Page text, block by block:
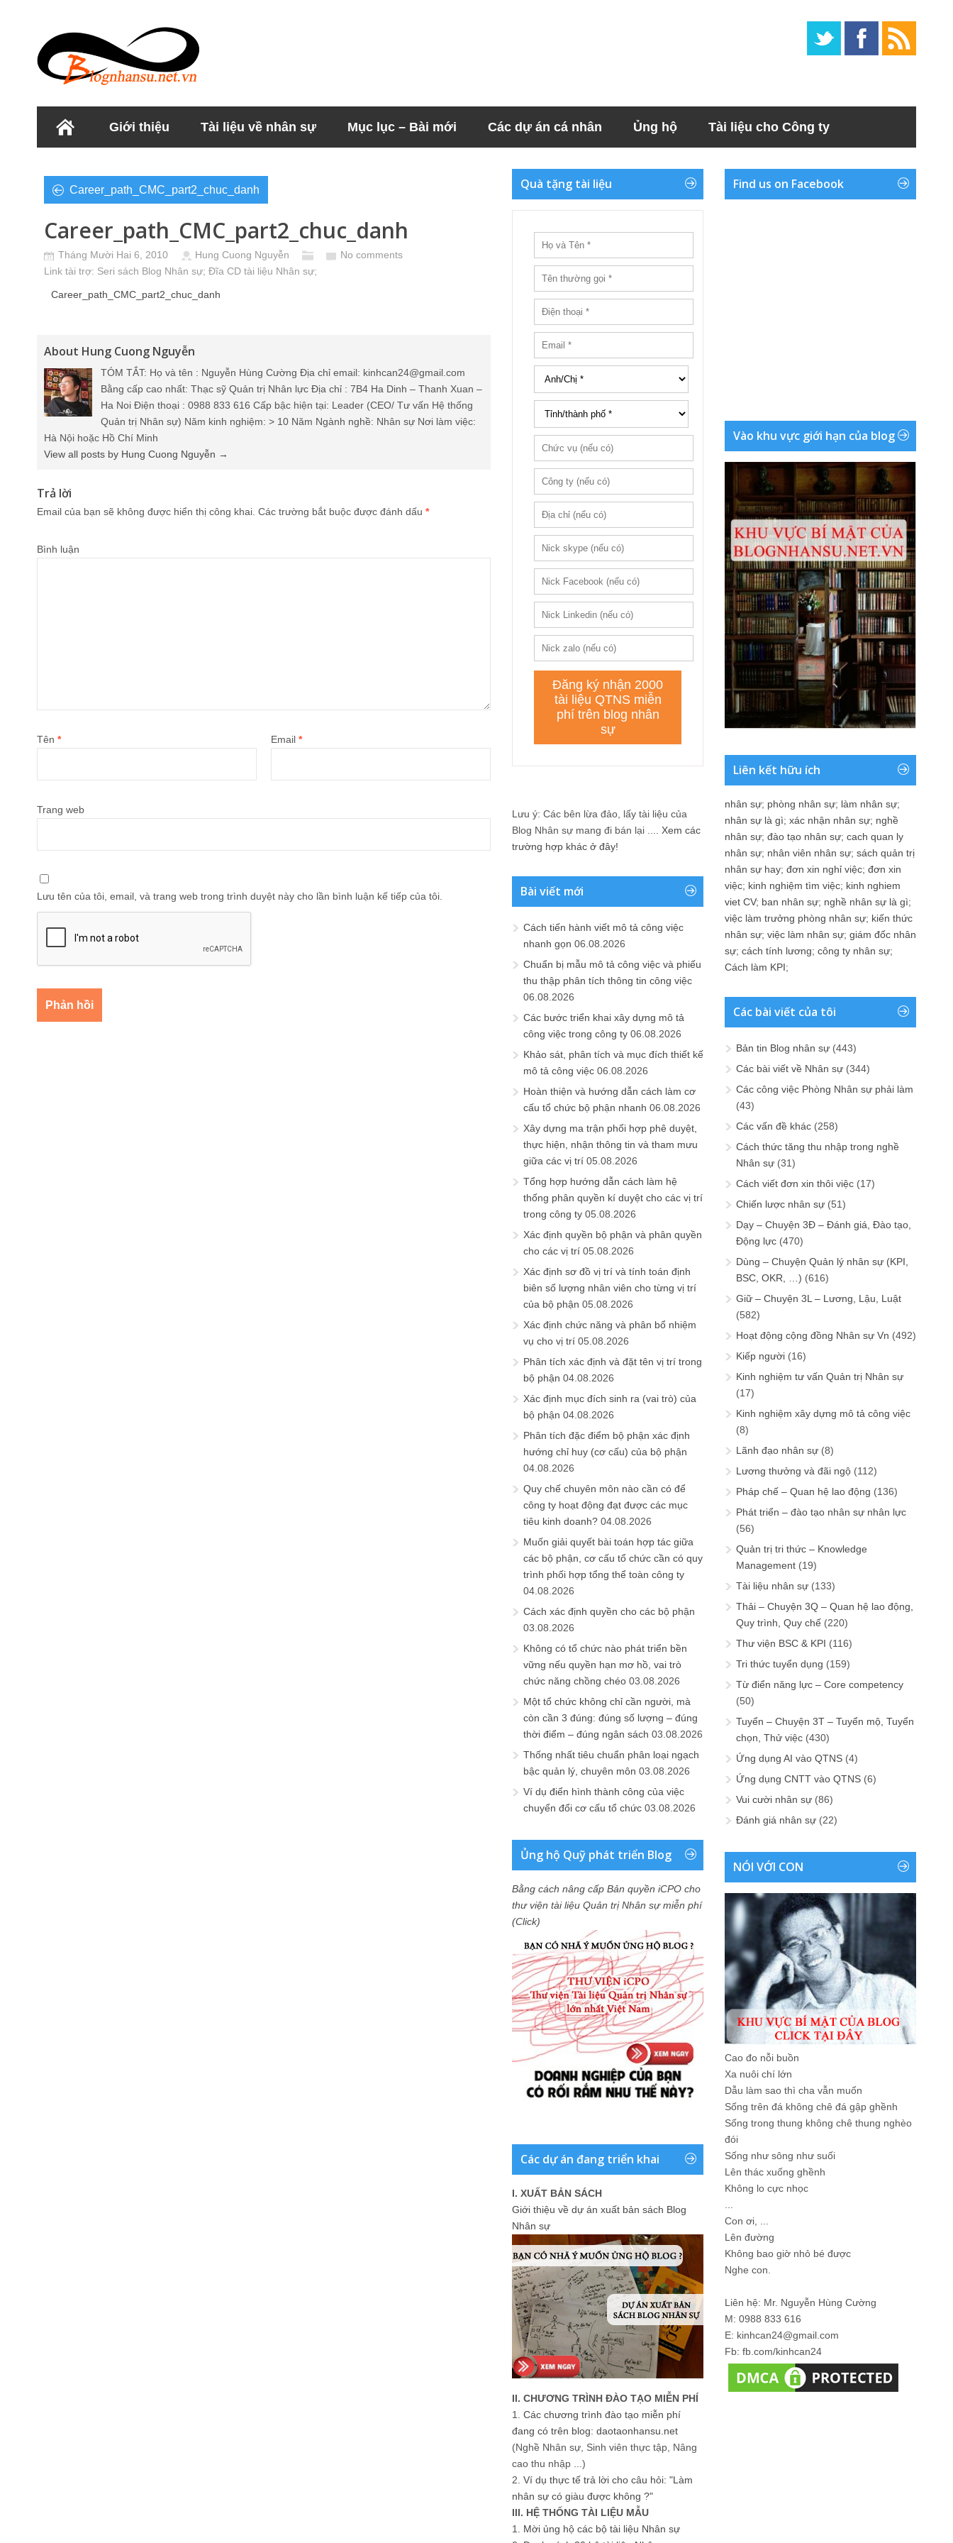
Giới thiệu Tài liệu về nhân sự Mục lục – Bài mới Các dự án cá nhân Ủng hộ Tài liệu cho Công ty
Career_path_CMC_part2_chuc_danh
Career_path_CMC_part2_chuc_danh
Tháng Mười Hai 6, 2010 Hung Cuong Nguyễn
No comments
Link tài trợ: Seri sách Blog Nhân sự; Đĩa CD tài liệu Nhân sự;
Career_path_CMC_part2_chuc_danh
About Hung Cuong Nguyễn
TÓM TẮT: Họ và tên : Nguyễn Hùng Cường Địa chỉ email: kinhcan24@gmail.com
Bằng cấp cao nhất: Thạc sỹ Quản trị Nhân lực Địa chỉ : 7B4 Ha Dinh – Thanh Xuan –
Ha Noi Điện thoại : 0988 833 616 Cấp bậc hiện tại: Leader (CEO/ Tư vấn Hệ thống
Quản trị Nhân sự) Năm kinh nghiệm: > 10 Năm Ngành nghề: Nhân sự Nơi làm việc:
Hà Nội hoặc Hồ Chí Minh
View all posts by Hung Cuong Nguyễn →
Trả lời
Email của bạn sẽ không được hiển thị công khai. Các trường bắt buộc được đánh dấu *
Bình luận
Tên * Email *
Trang web
Lưu tên của tôi, email, và trang web trong trình duyệt này cho lần bình luận kế tiếp của tôi.
Quà tặng tài liệu
Lưu ý: Các bên lừa đảo, lấy tài liệu của
Blog Nhân sự mang đi bán lại .... Xem các
trường hợp khác ở đây!
Bài viết mới
Cách tiến hành viết mô tả công việc
nhanh gọn 06.08.2026
Chuẩn bị mẫu mô tả công việc và phiếu
thu thập phân tích thông tin công việc
06.08.2026
Các bước triển khai xây dựng mô tả
công việc trong công ty 06.08.2026
Khảo sát, phân tích và mục đích thiết kế
mô tả công việc 06.08.2026
Hoàn thiện và hướng dẫn cách làm cơ
cấu tổ chức bộ phận nhanh 06.08.2026
Xây dựng ma trận phối hợp phê duyệt,
thực hiện, nhận thông tin và tham mưu
giữa các vị trí 05.08.2026
Tổng hợp hướng dẫn cách làm hệ
thống phân quyền kí duyệt cho các vị trí
trong công ty 05.08.2026
Xác định quyền bộ phận và phân quyền
cho các vị trí 05.08.2026
Xác định sơ đồ vị trí và tính toán định
biên số lượng nhân viên cho từng vị trí
của bộ phận 05.08.2026
Xác định chức năng và phân bổ nhiệm
vụ cho vị trí 05.08.2026
Phân tích xác định và đặt tên vị trí trong
bộ phận 04.08.2026
Xác định mục đích sinh ra (vai trò) của
bộ phận 04.08.2026
Phân tích đặc điểm bộ phận xác định
hướng chỉ huy (cơ cấu) của bộ phận
04.08.2026
Quy chế chuyên môn nào cần có để
công ty hoạt động đạt được các mục
tiêu kinh doanh? 04.08.2026
Muốn giải quyết bài toán hợp tác giữa
các bộ phận, cơ cấu tổ chức cần có quy
trình phối hợp tổng thể toàn công ty
04.08.2026
Cách xác định quyền cho các bộ phận
03.08.2026
Không có tổ chức nào phát triển bền
vững nếu quyền hạn mơ hồ, vai trò
chức năng chồng chéo 03.08.2026
Một tổ chức không chỉ cần người, mà
còn cần 3 đúng: đúng số lượng – đúng
thời điểm – đúng ngân sách 03.08.2026
Thống nhất tiêu chuẩn phân loại ngạch
bậc quản lý, chuyên môn 03.08.2026
Ví dụ điển hình thành công của việc
chuyển đổi cơ cấu tổ chức 03.08.2026
Ủng hộ Quỹ phát triển Blog
Bằng cách nâng cấp Bản quyền iCPO cho
thư viện tài liệu Quản trị Nhân sự miễn phí
(Click)
Các dự án đang triển khai
I. XUẤT BẢN SÁCH
Giới thiệu về dự án xuất bản sách Blog
Nhân sự
II. CHƯƠNG TRÌNH ĐÀO TẠO MIỄN PHÍ
1. Các chương trình đào tạo miễn phí
đang có trên blog: daotaonhansu.net
(Nghề Nhân sự, Sinh viên thực tập, Nâng
cao thu nhập ...)
2. Ví dụ thực tế trả lời cho câu hỏi: "Làm
nhân sự có giàu được không ?"
III. HỆ THỐNG TÀI LIỆU MẪU
1. Mời ủng hộ các bộ tài liệu Nhân sự
Find us on Facebook
Vào khu vực giới hạn của blog
Liên kết hữu ích
nhân sự; phòng nhân sự; làm nhân sự;
nhân sự là gì; xác nhận nhân sự; nghề
nhân sự; đào tạo nhân sự; cach quan ly
nhân sự; nhân viên nhân sự; sách quản trị
nhân sự hay; đơn xin nghỉ việc; đơn xin
việc; kinh nghiệm tìm việc; kinh nghiem
viet CV; ban nhân sự; nghề nhân sự là gì;
việc làm trưởng phòng nhân sự; kiến thức
nhân sự; việc làm nhân sự; giám đốc nhân
sự; cách tính lương; công ty nhân sự;
Cách làm KPI;
Các bài viết của tôi
Bản tin Blog nhân sự (443)
Các bài viết về Nhân sự (344)
Các công việc Phòng Nhân sự phải làm
(43)
Các vấn đề khác (258)
Cách thức tăng thu nhập trong nghề
Nhân sự (31)
Cách viết đơn xin thôi việc (17)
Chiến lược nhân sự (51)
Dạy – Chuyện 3Đ – Đánh giá, Đào tạo,
Động lực (470)
Dùng – Chuyện Quản lý nhân sự (KPI,
BSC, OKR, …) (616)
Giữ – Chuyện 3L – Lương, Lậu, Luật
(582)
Hoạt động cộng đồng Nhân sự Vn (492)
Kiếp người (16)
Kinh nghiệm tư vấn Quản trị Nhân sự
(17)
Kinh nghiệm xây dựng mô tả công việc
(8)
Lãnh đạo nhân sự (8)
Lương thưởng và đãi ngộ (112)
Pháp chế – Quan hệ lao động (136)
Phát triển – đào tạo nhân sự nhân lực
(56)
Quản trị tri thức – Knowledge
Management (19)
Tài liệu nhân sự (133)
Thải – Chuyện 3Q – Quan hệ lao động,
Quy trình, Quy chế (220)
Thư viện BSC & KPI (116)
Tri thức tuyển dụng (159)
Từ điển năng lực – Core competency
(50)
Tuyển – Chuyện 3T – Tuyển mộ, Tuyển
chọn, Thử việc (430)
Ứng dụng AI vào QTNS (4)
Ứng dụng CNTT vào QTNS (6)
Vui cười nhân sự (86)
Đánh giá nhân sự (22)
NÓI VỚI CON
Cao đo nỗi buồn
Xa nuôi chí lớn
Dẫu làm sao thì cha vẫn muốn
Sống trên đá không chê đá gập ghềnh
Sống trong thung không chê thung nghèo
đói
Sống như sông như suối
Lên thác xuống ghềnh
Không lo cực nhọc
Con ơi, ...
Lên đường
Không bao giờ nhỏ bé được
Nghe con.
Liên hệ: Mr. Nguyễn Hùng Cường
M: 0988 833 616
E: kinhcan24@gmail.com
Fb: fb.com/kinhcan24